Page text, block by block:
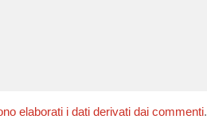
elaborati i dati derivati dai commenti.